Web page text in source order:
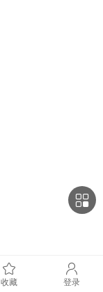
收藏 登录